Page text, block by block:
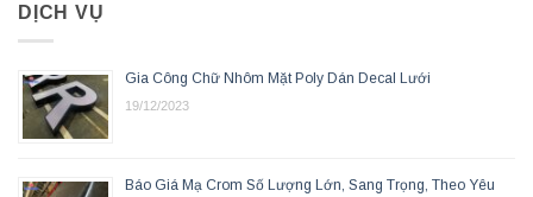
DỊCH VỤ
Gia Công Chữ Nhôm Mặt Poly Dán Decal Lưới
19/12/2023
Báo Giá Mạ Crom Số Lượng Lớn, Sang Trọng, Theo Yêu